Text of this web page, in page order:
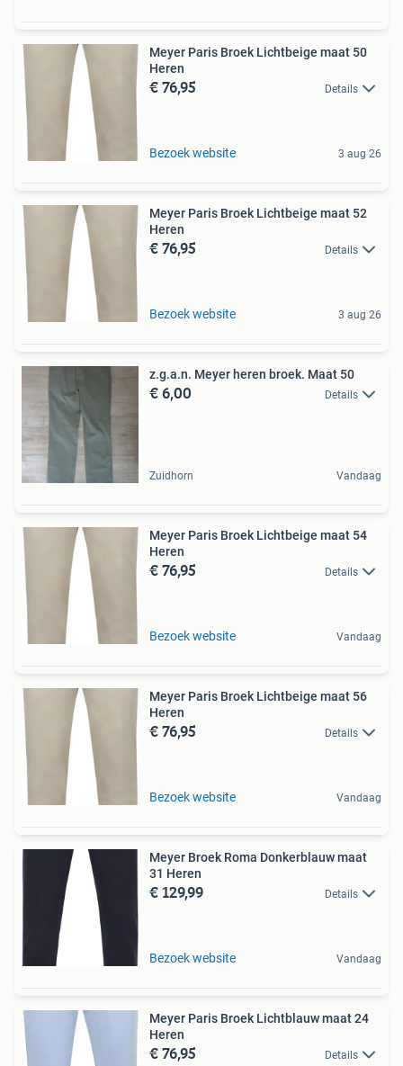
Meyer Paris Broek Lichtbeige maat 50
Heren
€ 76,95 Details
Bezoek website 3 aug 26
Meyer Paris Broek Lichtbeige maat 52
Heren
€ 76,95 Details
Bezoek website 3 aug 26
z.g.a.n. Meyer heren broek. Maat 50
€ 6,00 Details
Zuidhorn Vandaag
Meyer Paris Broek Lichtbeige maat 54
Heren
€ 76,95 Details
Bezoek website Vandaag
Meyer Paris Broek Lichtbeige maat 56
Heren
€ 76,95 Details
Bezoek website Vandaag
Meyer Broek Roma Donkerblauw maat
31 Heren
€ 129,99 Details
Bezoek website Vandaag
Meyer Paris Broek Lichtblauw maat 24
Heren
€ 76,95 Details